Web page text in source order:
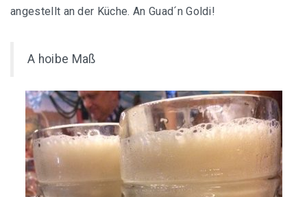
angestellt an der Küche. An Guad´n Goldi!
A hoibe Maß